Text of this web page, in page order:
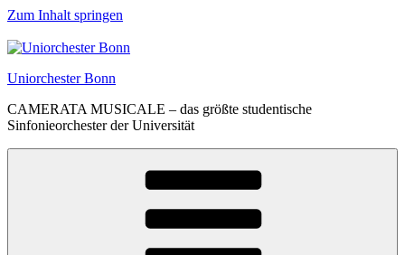
Zum Inhalt springen
Uniorchester Bonn
CAMERATA MUSICALE – das größte studentische
Sinfonieorchester der Universität